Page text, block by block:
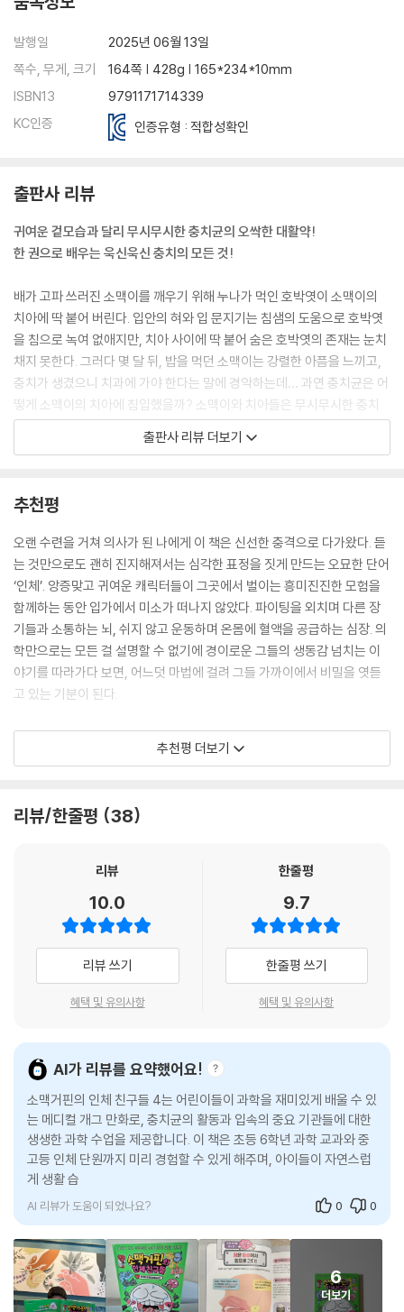
발행일
2025년 06월 13일
쪽수, 무게, 크기
164쪽 | 428g | 165*234*10mm
ISBN13
9791171714339
KC인증
인증유형 : 적합성확인
출판사 리뷰
귀여운 겉모습과 달리 무시무시한 충치균의 오싹한 대활약!
한 권으로 배우는 욱신욱신 충치의 모든 것!
배가 고파 쓰러진 소맥이를 깨우기 위해 누나가 먹인 호박엿이 소맥이의
치아에 딱 붙어 버린다. 입안의 혀와 입 문지기는 침샘의 도움으로 호박엿
을 침으로 녹여 없애지만, 치아 사이에 딱 붙어 숨은 호박엿의 존재는 눈치
채지 못한다. 그러다 몇 달 뒤, 밥을 먹던 소맥이는 강렬한 아픔을 느끼고,
충치가 생겼으니 치과에 가야 한다는 말에 경악하는데… 과연 충치균은 어
떻게 소맥이의 치아에 침입했을까? 소맥이와 치아들은 무시무시한 충치
균의 공격을 막아 내고 건강한 모습으로 돌아갈 수 있을까?
로운 인체 캐릭터가 등장한다. 4권에서는 충치를 만드는 충치균은 물론,
입안과 목의 각종 기관들이 각각의 특징을 살린 캐릭터로 등장해 여러 인
체 지식을 친근하게 전달한다. 직접 치아를 관찰한 결과를 기록하는 ‘내 치
아 그리기’와 책 속의 단어로 구성한 낱말 퍼즐은 유익함과 재미를 더한다.
초등 과학 교과 연계는 기본
재미와 인체 지식, 메디컬 개그 만화로 둘 다 잡는다!
이 책은 초등 과학 6학년 2학기의 ‘우리 몸의 구조와 기능’의 주요 정보들
가는 길, 충치가 무엇인지에 대해 자연스럽게 배울 수 있다. 뿐만 아니라 중
학교, 고등학교 과학 교과서의 인체 단원에서 배울 내용까지도 만화 속에
서 어렵지 않게 받아들일 수 있다. 침샘의 종류, 침의 기능, 치아의 구조, 유
녹여 냈기 때문이다.
구 편’에서 집중적으로 다룬다. ‘침이 적으면 입냄새가 생긴다?’나 ‘치아의
모양은 사람마다 다르다!’ 같은 흥미로운 주제를 친절한 설명과 이해하기
쉬운 일러스트로 풀어 내 재미와 더불어 지식까지 더할 수 있도록 구성했
다. 만화적 표현으로 혹시나 오해할 수 있는 부분은 ‘진실 혹은 거짓’ 코너
를 두어 정확한 정보를 전달했다.
출판사 리뷰 더보기
추천평
오랜 수련을 거쳐 의사가 된 나에게 이 책은 신선한 충격으로 다가왔다. 듣
는 것만으로도 괜히 진지해져서는 심각한 표정을 짓게 만드는 오묘한 단어
‘인체’. 앙증맞고 귀여운 캐릭터들이 그곳에서 벌이는 흥미진진한 모험을
함께하는 동안 입가에서 미소가 떠나지 않았다. 파이팅을 외치며 다른 장
기들과 소통하는 뇌, 쉬지 않고 운동하며 온몸에 혈액을 공급하는 심장. 의
학만으로는 모든 걸 설명할 수 없기에 경이로운 그들의 생동감 넘치는 이
야기를 따라가다 보면, 어느덧 마법에 걸려 그들 가까이에서 비밀을 엿듣
고 있는 기분이 된다.
어려운 용어에 의존하지 않고 발랄하고 유쾌하게 인체를 그려 낸다는 점에
서 이 책은 스스로를 돌아보는 계기가 되기도 했다. 의학이라는 학문에 너
아닌지. 전공 서적의 육중한 무게에 짓눌리기 전에 이 만화를 먼저 접했다
교과서에 나오는 따분한 의학 용어에서 벗어나 우리의 친구로 변신한다.
따지고 보면 우리는 태어나면서부터 저마다 하나씩 커다란 궁전을 몸속에
지니는 셈이지만 그것을 깨닫는 사람은 일부에 불과하다. 이제 막 인체의
신비에 눈을 뜬 어린이들은 물론, 어려울 거라는 선입견에 지레 겁먹었던
어른들에게도 〈소맥거핀의 인체 친구들〉은 소중한 선물이 될 것이다.
추천평 더보기
리뷰/한줄평 38
리뷰
10.0
리뷰 쓰기
혜택 및 유의사항
한줄평
9.7
한줄평 쓰기
혜택 및 유의사항
AI가 리뷰를 요약했어요!
소맥거핀의 인체 친구들 4는 어린이들이 과학을 재미있게 배울 수 있
는 메디컬 개그 만화로, 충치균의 활동과 입속의 중요 기관들에 대한
생생한 과학 수업을 제공합니다. 이 책은 초등 6학년 과학 교과와 중
고등 인체 단원까지 미리 경험할 수 있게 해주며, 아이들이 자연스럽
게 생활 습관을 개선할 수 있도록 돕습니다. 특히, 아이들이 스스로 스
티커를 붙이
AI 리뷰가 도움이 되었나요? 0 0
6